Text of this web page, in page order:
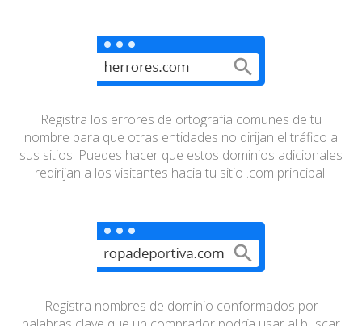
Registra los errores de ortografía comunes de tu
nombre para que otras entidades no dirijan el tráfico a
sus sitios. Puedes hacer que estos dominios adicionales
redirijan a los visitantes hacia tu sitio .com principal.
Registra nombres de dominio conformados por